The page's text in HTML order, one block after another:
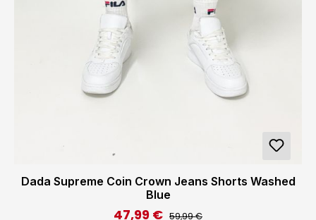
Dada Supreme Coin Crown Jeans Shorts Washed
Blue
Verkaufspreis:
47,99 € Regulärer Preis:
59,99 €